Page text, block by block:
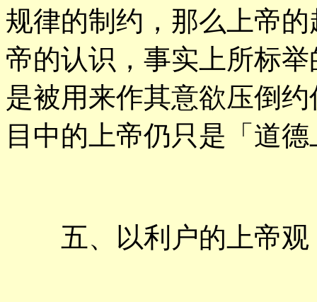
规律的制约，那么上帝
帝的认识，事实上所标
是被用来作其意欲压倒
目中的上帝仍只是「道
五、以利户的上帝观